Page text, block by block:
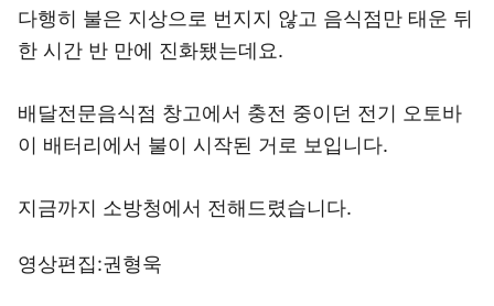
다행히 불은 지상으로 번지지 않고 음식점만 태운 뒤
한 시간 반 만에 진화됐는데요.
배달전문음식점 창고에서 충전 중이던 전기 오토바
이 배터리에서 불이 시작된 거로 보입니다.
지금까지 소방청에서 전해드렸습니다.
영상편집:권형욱